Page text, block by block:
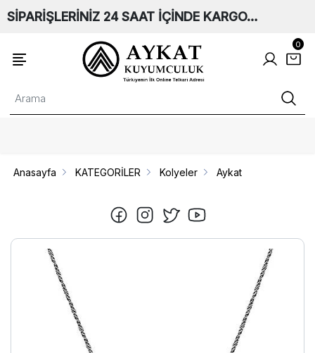
SİPARİŞLERİNİZ 24 SAAT İÇİNDE KARGO…
0
Anasayfa KATEGORİLER Kolyeler Aykat